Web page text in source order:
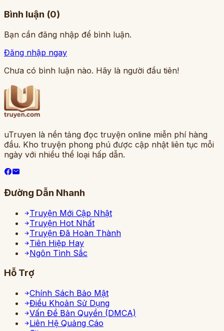
Bình luận (0)
Bạn cần đăng nhập để bình luận.
Đăng nhập ngay
Chưa có bình luận nào. Hãy là người đầu tiên!
uTruyen là nền tảng đọc truyện online miễn phí hàng
đầu. Kho truyện phong phú được cập nhật liên tục mỗi
ngày với nhiều thể loại hấp dẫn.
Đường Dẫn Nhanh
Truyện Mới Cập Nhật
Truyện Hot Nhất
Truyện Đã Hoàn Thành
Tiên Hiệp Hay
Ngôn Tình Sắc
Hỗ Trợ
Chính Sách Bảo Mật
Điều Khoản Sử Dụng
Vấn Đề Bản Quyền (DMCA)
Liên Hệ Quảng Cáo